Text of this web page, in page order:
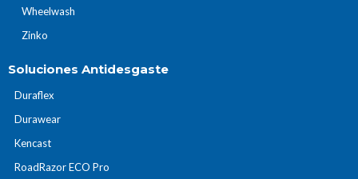
Wheelwash
Zinko
Soluciones Antidesgaste
Duraflex
Durawear
Kencast
RoadRazor ECO Pro